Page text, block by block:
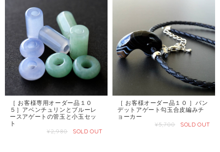
［ お客様専用オーダー品１０
５］アベンチュリンとブルーレ
ースアゲートの管玉と小玉セッ
ト
¥2,980
SOLD OUT
［ お客様オーダー品１０ ］バン
デットアゲート勾玉合皮編みチ
ョーカー
¥5,700
SOLD OUT